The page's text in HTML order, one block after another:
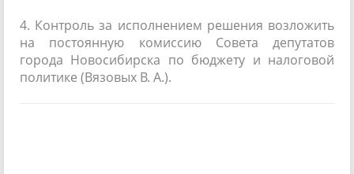
4. Контроль за исполнением решения возложить
на постоянную комиссию Совета депутатов
города Новосибирска по бюджету и налоговой
политике (Вязовых В. А.).